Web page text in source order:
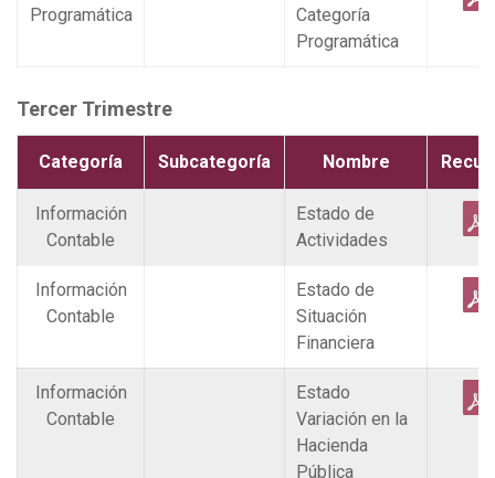
Programática
Categoría
Programática
Tercer Trimestre
Categoría Subcategoría Nombre
Información
Contable
Estado de
Actividades
Información
Contable
Estado de
Situación
Financiera
Información
Contable
Estado
Variación en la
Hacienda
Pública